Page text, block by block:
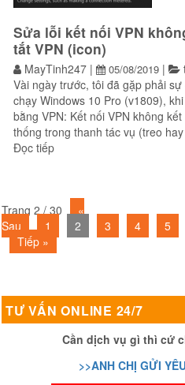
Sửa lỗi kết nối VPN
tắt VPN (icon)
MayTinh247 | 05/08/2019 |
Vài ngày trước, tôi đã gặp phải
chạy Windows 10 Pro (v1809),
bằng VPN: Kết nối VPN không
thống trong thanh tác vụ (treo
Đọc tiếp“Sửa lỗi kết nối VPN
Trang 2 / 30
«
Sau
1 2 3 4 5
Tiếp »
TƯ VẤN ONLINE 24/7
Cần dịch vụ gì thì cứ
>>ANH CHỊ GỬI